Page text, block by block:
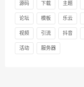
源码 下载 主题
论坛 模板 乐云
视频 引流 抖音
活动 服务器